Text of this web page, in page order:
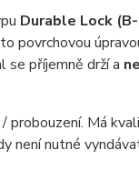
Durable Lock
povrchovou
se příjemně drží a
probouzení. Má
není nutné